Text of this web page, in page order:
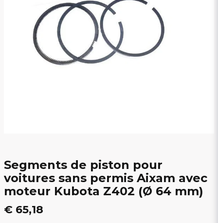
Segments de piston pour
voitures sans permis Aixam avec
moteur Kubota Z402 (Ø 64 mm)
€ 65,18